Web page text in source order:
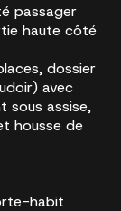
passager
haute côté
dossier
avec
sous assise,
housse de
habit